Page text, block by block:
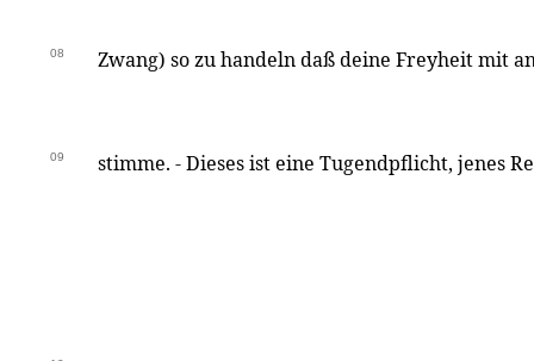
08 Zwang) so zu handeln daß deine Freyheit mit
09 stimme. - Dieses ist eine Tugendpflicht, jenes